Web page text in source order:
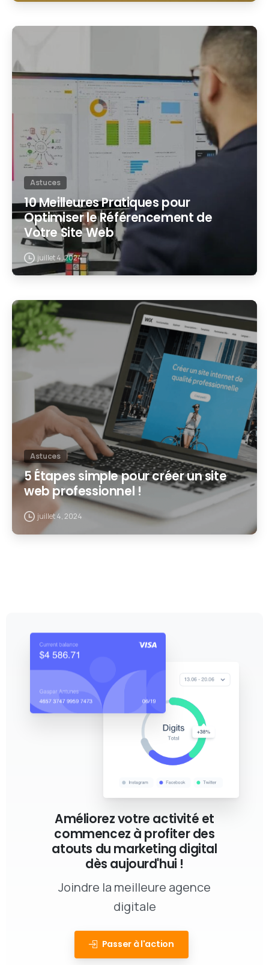
Astuces
10 Meilleures Pratiques pour
Optimiser le Référencement de
Votre Site Web
juillet 4, 2024
2
Astuces
5 Étapes simple pour créer un site
web professionnel !
juillet 4, 2024
Améliorez votre activité et
commencez à profiter des
atouts du marketing digital
dès aujourd'hui !
Joindre la meilleure agence
digitale
Passer à l'action